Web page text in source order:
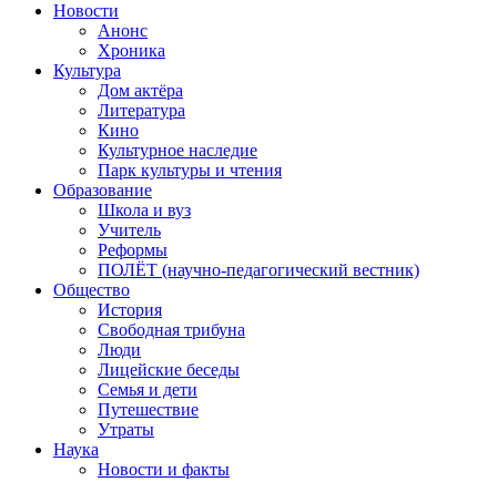
Новости
Анонс
Хроника
Культура
Дом актёра
Литература
Кино
Культурное наследие
Парк культуры и чтения
Образование
Школа и вуз
Учитель
Реформы
ПОЛЁТ (научно-педагогический вестник)
Общество
История
Свободная трибуна
Люди
Лицейские беседы
Семья и дети
Путешествие
Утраты
Наука
Новости и факты